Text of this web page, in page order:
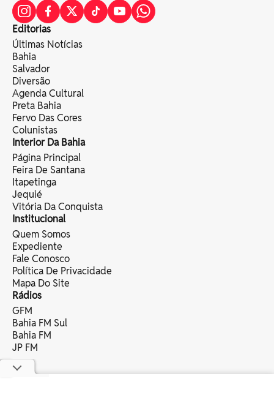
Editorias
Últimas Notícias
Bahia
Salvador
Diversão
Agenda Cultural
Preta Bahia
Fervo Das Cores
Colunistas
Interior Da Bahia
Página Principal
Feira De Santana
Itapetinga
Jequié
Vitória Da Conquista
Institucional
Quem Somos
Expediente
Fale Conosco
Política De Privacidade
Mapa Do Site
Rádios
GFM
Bahia FM Sul
Bahia FM
JP FM